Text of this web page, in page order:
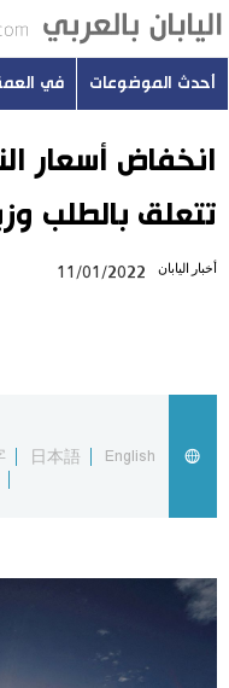
أحدث الموضوعات
اليابان في فيديو
أحدث الموضوعات في
انخفاض أسعار
تتعلق بالطلب
أخبار اليابان 11/01/2022
English
日本語